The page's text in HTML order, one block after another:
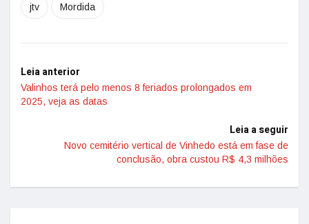
jtv Mordida
Leia anterior
Valinhos terá pelo menos 8 feriados prolongados em
2025, veja as datas
Leia a seguir
Novo cemitério vertical de Vinhedo está em fase de
conclusão, obra custou R$ 4,3 milhões